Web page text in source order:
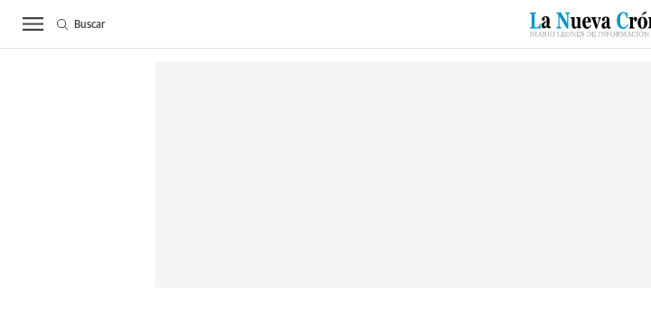
ACTUALIDAD BIERZO SUCESOS CULTURAS
Buscar